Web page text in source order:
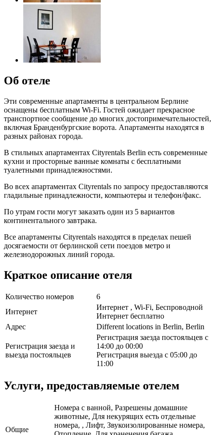
Об отеле
Эти современные апартаменты в центральном Берлине
оснащены бесплатным Wi-Fi. Гостей ожидает прекрасное
транспортное сообщение до многих достопримечательностей,
включая Бранденбургские ворота. Апартаменты находятся в
разных районах города.
В стильных апартаментах Cityrentals Berlin есть современные
кухни и просторные ванные комнаты с бесплатными
туалетными принадлежностями.
Во всех апартаментах Cityrentals по запросу предоставляются
гладильные принадлежности, компьютеры и телефон/факс.
По утрам гости могут заказать один из 5 вариантов
континентального завтрака.
Все апартаменты Cityrentals находятся в пределах пешей
досягаемости от берлинской сети поездов метро и
железнодорожных линий города.
Краткое описание отеля
Количество номеров
6
Интернет
Интернет , Wi-Fi, Беспроводной
Интернет бесплатно
Адрес
Different locations in Berlin, Berlin
Регистрация заезда и
выезда постояльцев
Регистрация заезда постояльцев с
14:00 до 00:00
Регистрация выезда с 05:00 до
11:00
Услуги, предоставляемые отелем
Общие
Номера с ванной, Разрешены домашние
животные, Для некурящих есть отдельные
номера, , Лифт, Звукоизолированные номера,